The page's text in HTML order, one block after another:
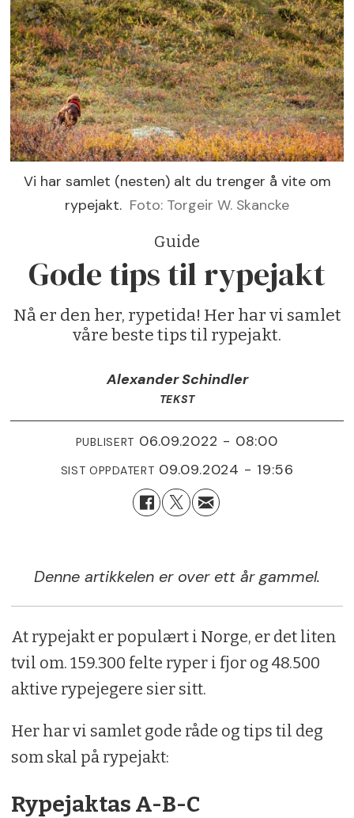
Vi har samlet (nesten) alt du trenger å vite om
rypejakt. Foto: Torgeir W. Skancke
Guide
Gode tips til rypejakt
Nå er den her, rypetida! Her har vi samlet
våre beste tips til rypejakt.
Alexander Schindler
TEKST
PUBLISERT 06.09.2022 - 08:00
SIST OPPDATERT 09.09.2024 - 19:56
Denne artikkelen er over ett år gammel.
At rypejakt er populært i Norge, er det liten
tvil om. 159.300 felte ryper i fjor og 48.500
aktive rypejegere sier sitt.
Her har vi samlet gode råde og tips til deg
som skal på rypejakt:
Rypejaktas A-B-C